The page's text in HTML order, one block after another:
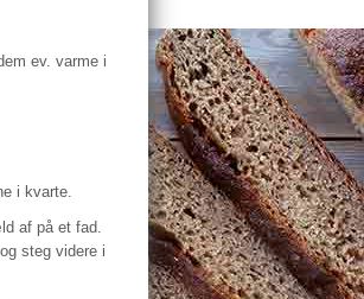
ev. varme i
i kvarte.
af på et fad.
steg videre i